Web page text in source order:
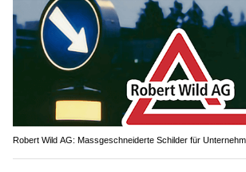
Robert Wild AG: Massgeschneiderte Schilder für